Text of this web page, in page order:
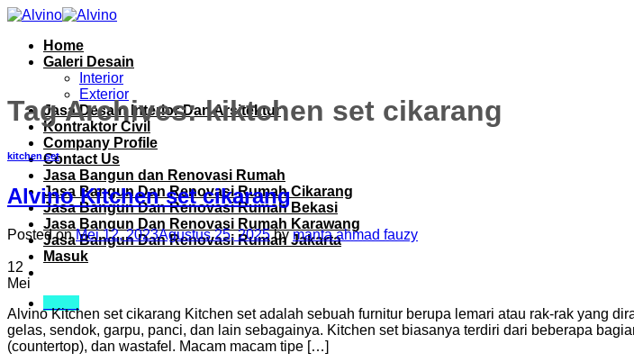
Skip
contentHome
Galeri Desain
Interior
Exterior
Jasa Desain Interior Dan Arsitektur
Kontraktor Civil
Company Profile
Contact Us
Jasa Bangun dan Renovasi Rumah
Jasa Bangun Dan Renovasi Rumah Cikarang
Jasa Bangun Dan Renovasi Rumah Bekasi
Jasa Bangun Dan Renovasi Rumah Karawang
Jasa Bangun Dan Renovasi Rumah Jakarta
Masuk
Tag Archives:kiktchen set cikarang
kitchen set
Alvino Kitchen set cikarang
Posted onMei 12, 2023Agustus 25, 2025 bymanta ahmad fauzy
12
Mei
Alvino Kitchen set cikarang Kitchen set adalah sebuah furnitur berupa lemari atau rak-rak yang
gelas, sendok, garpu, panci, dan lain sebagainya. Kitchen set biasanya terdiri dari beberapa
(countertop), dan wastafel. Macam macam tipe […]